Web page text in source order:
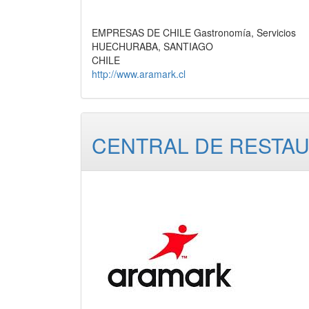
EMPRESAS DE CHILE Gastronomía, Servicios
HUECHURABA, SANTIAGO
CHILE
http://www.aramark.cl
CENTRAL DE